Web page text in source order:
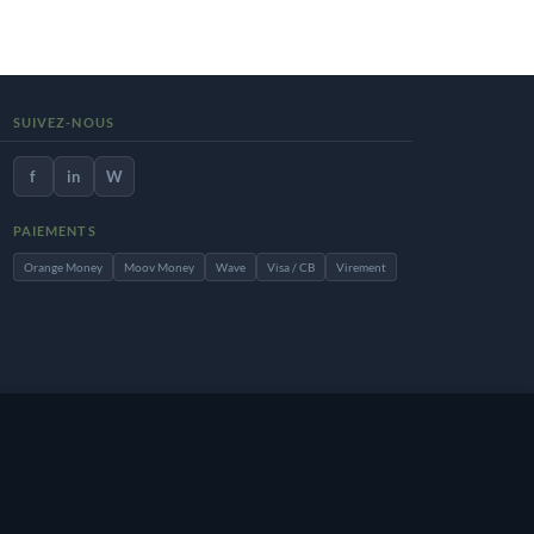
SUIVEZ-NOUS
f in W
PAIEMENTS
Orange Money Moov Money Wave Visa / CB Virement